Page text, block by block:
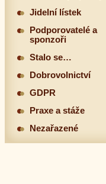
Jidelní lístek
Podporovatelé a
sponzoři
Stalo se…
Dobrovolnictví
GDPR
Praxe a stáže
Nezařazené